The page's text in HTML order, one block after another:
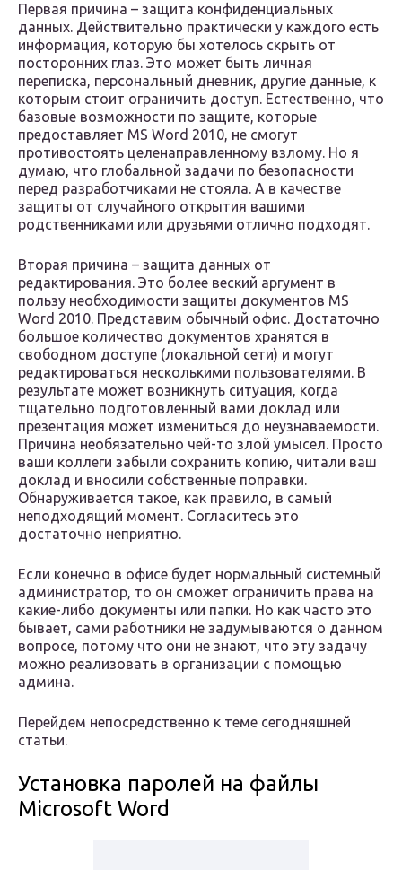
Первая причина – защита конфиденциальных
данных. Действительно практически у каждого есть
информация, которую бы хотелось скрыть от
посторонних глаз. Это может быть личная
переписка, персональный дневник, другие данные, к
которым стоит ограничить доступ. Естественно, что
базовые возможности по защите, которые
предоставляет MS Word 2010, не смогут
противостоять целенаправленному взлому. Но я
думаю, что глобальной задачи по безопасности
перед разработчиками не стояла. А в качестве
защиты от случайного открытия вашими
родственниками или друзьями отлично подходят.
Вторая причина – защита данных от
редактирования. Это более веский аргумент в
пользу необходимости защиты документов MS
Word 2010. Представим обычный офис. Достаточно
большое количество документов хранятся в
свободном доступе (локальной сети) и могут
редактироваться несколькими пользователями. В
результате может возникнуть ситуация, когда
тщательно подготовленный вами доклад или
презентация может измениться до неузнаваемости.
Причина необязательно чей-то злой умысел. Просто
ваши коллеги забыли сохранить копию, читали ваш
доклад и вносили собственные поправки.
Обнаруживается такое, как правило, в самый
неподходящий момент. Согласитесь это
достаточно неприятно.
Если конечно в офисе будет нормальный системный
администратор, то он сможет ограничить права на
какие-либо документы или папки. Но как часто это
бывает, сами работники не задумываются о данном
вопросе, потому что они не знают, что эту задачу
можно реализовать в организации с помощью
админа.
Перейдем непосредственно к теме сегодняшней
статьи.
Установка паролей на файлы
Microsoft Word